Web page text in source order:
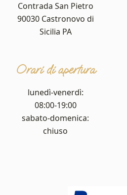
Contrada San Pietro
90030 Castronovo di
Sicilia PA
Orari di apertura
lunedì-venerdì:
08:00-19:00
sabato-domenica:
chiuso